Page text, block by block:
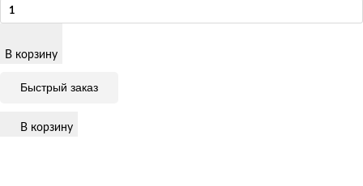
В корзину
Быстрый заказ
В корзину